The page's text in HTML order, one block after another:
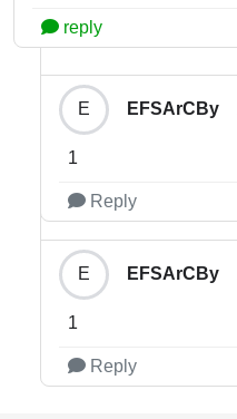
reply
E EFSArCBy
1
Reply
E EFSArCBy
1
Reply